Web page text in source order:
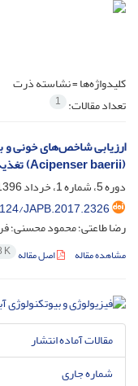
کلیدواژه‌ها =نشاسته ذرت
تعداد مقالات: 1
ارزیابی شاخص‌های خونی
(Acipenser baerii) تغذیه شده با سطوح مختلف گلوکز و نشاسته ذرت
دوره 5، شماره 1، خرداد 1396، صفحه
JAPB.2017.2326
رضا طاعتی؛ محمود محسنی؛
مشاهده مقاله اصل مقاله K
مقالات آماده انتشار
شماره جاری